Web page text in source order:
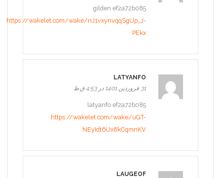
gilden ef2a72b085
https://wakelet.com/wake/nJ1vxynvqqSgUp_J-
PEkx
LATYANFO
31 فروردین 1401 در 4:53 ق.ظ
latyanfo ef2a72b085
https://wakelet.com/wake/uGT-
NEyIdt6Ux8kCqmnKV
LAUGEOF